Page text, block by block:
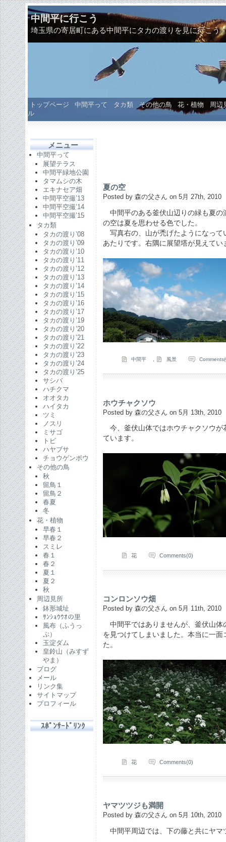
中間平に行こう
埼玉県の寄居町にある中間平にタカの渡りを見に行こう
トップページ 中間平って タカ類 その他の鳥 花・植物
周辺
ル
メニュー
中間平って
展望テラス
中間平緑地公園
タマムシの木
エキナセア畑
中間平空撮’13
中間平空撮’14
中間平空撮’15
タカ類
タカの渡り’08
タカの渡り’09
タカの渡り’10
タカの渡り’11
タカの渡り’12
タカの渡り’13
タカの渡り’14
タカの渡り’15
タカの渡り’16
タカの渡り’17
タカの渡り’19
タカの渡り’20
タカの渡り’21
タカの渡り’22
タカの渡り’23
タカの渡り’24
タカの渡り’25
サシバ
ハチクマ
オオタカ
ハイタカ
ツミ
ノスリ
ミサゴ
トビ
ハヤブサ
チョウゲンボウ
その他の鳥
秋
留鳥１
留鳥２
春夏
冬
花・植物
早春１
早春２
スミレ
春１
春２
夏１
夏２
秋
周辺見所
鉢形城址
ｻﾝｼｮｳｳｵの里
風布（ふうっ
ぷ）
玉淀ダム
皇鈴山（みすず
やま）
ブログ
メール
リンク集
サイトマップ
プロフィール
ｽﾎﾟﾝｻｰﾄﾞﾘﾝｸ
夏の空
Posted by 森の父さん on 5月 27th, 2010
中間平のある釜伏山辺りの緑も夏の
の空は夏を思わせる色でした。
写真右の、山が禿げたようになって
あたりです。右隅に展望塔が見えてい
中間平 , 風景
ホウチャクソウ
Posted by 森の父さん on 5月 13th, 2010
今、釜伏山体ではホウチャクソウが
ています。
花 Comments(0)
コンロンソウ畑
Posted by 森の父さん on 5月 11th, 2010
中間平ではありませんが、釜伏山体
を見つけてしまいました。本当に一
た。
花 Comments(0)
ヤマツツジも満開
Posted by 森の父さん on 5月 10th, 2010
中間平周辺では、下の藤と共にヤマ